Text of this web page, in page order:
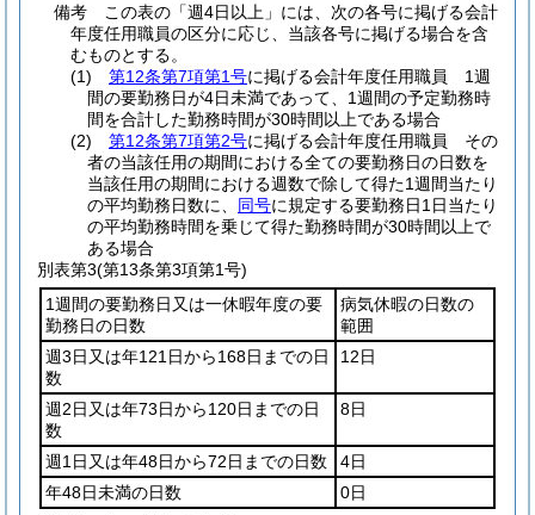
備考 この表の「週4日以上」には、次の各号に掲げる会計
年度任用職員の区分に応じ、当該各号に掲げる場合を含
むものとする。
(1) 第12条第7項第1号に掲げる会計年度任用職員 1週
間の要勤務日が4日未満であって、1週間の予定勤務時
間を合計した勤務時間が30時間以上である場合
(2) 第12条第7項第2号に掲げる会計年度任用職員 その
者の当該任用の期間における全ての要勤務日の日数を
当該任用の期間における週数で除して得た1週間当たり
の平均勤務日数に、 同号に規定する要勤務日1日当たり
の平均勤務時間を乗じて得た勤務時間が30時間以上で
ある場合
別表第3(第13条第3項第1号)
1週間の要勤務日又は一休暇年度の要
勤務日の日数
病気休暇の日数の
範囲
週3日又は年121日から168日までの日
数
12日
週2日又は年73日から120日までの日
数
8日
週1日又は年48日から72日までの日数
4日
年48日未満の日数
0日